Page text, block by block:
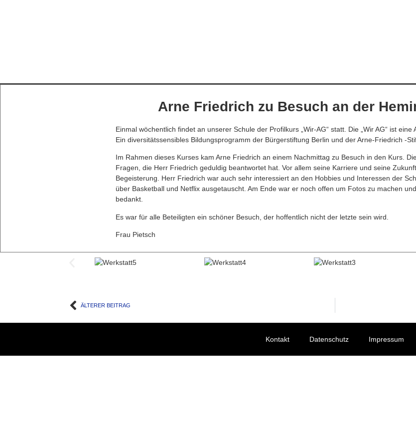
Arne Friedrich zu Besuch an der
Einmal wöchentlich findet an unserer Schule der Profilkurs „Wir-AG“ statt. Die „Wir AG“ ist eine
Ein diversitätssensibles Bildungsprogramm der Bürgerstiftung Berlin und der Arne-Friedrich -
Im Rahmen dieses Kurses kam Arne Friedrich an einem Nachmittag zu Besuch in den Kurs.
Fragen, die Herr Friedrich geduldig beantwortet hat. Vor allem seine Karriere und seine
Begeisterung. Herr Friedrich war auch sehr interessiert an den Hobbies und Interessen der
über Basketball und Netflix ausgetauscht. Am Ende war er noch offen um Fotos zu machen
bedankt.
Es war für alle Beteiligten ein schöner Besuch, der hoffentlich nicht der letzte sein wird.
Frau Pietsch
ÄLTERER BEITRAG
Kontakt Datenschutz Impressum